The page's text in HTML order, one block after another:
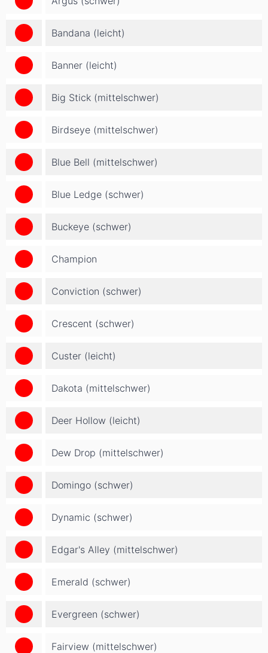
Bandana (leicht)
Banner (leicht)
Big Stick (mittelschwer)
Birdseye (mittelschwer)
Blue Bell (mittelschwer)
Blue Ledge (schwer)
Buckeye (schwer)
Champion
Conviction (schwer)
Crescent (schwer)
Custer (leicht)
Dakota (mittelschwer)
Deer Hollow (leicht)
Dew Drop (mittelschwer)
Domingo (schwer)
Dynamic (schwer)
Edgar's Alley (mittelschwer)
Emerald (schwer)
Evergreen (schwer)
Fairview (mittelschwer)